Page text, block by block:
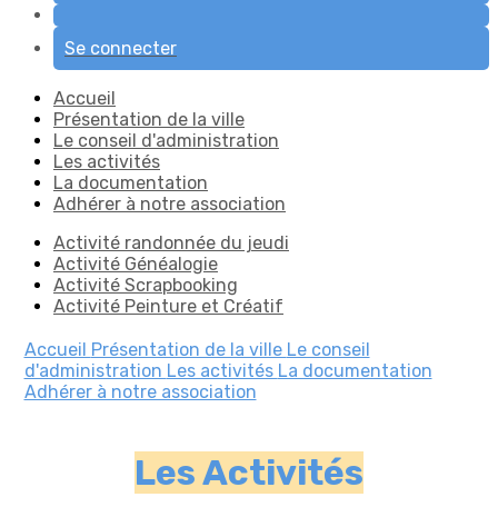
Se connecter
Accueil
Présentation de la ville
Le conseil d'administration
Les activités
La documentation
Adhérer à notre association
Activité randonnée du jeudi
Activité Généalogie
Activité Scrapbooking
Activité Peinture et Créatif
Accueil Présentation de la ville Le conseil
d'administration Les activités La documentation
Adhérer à notre association
Les Activités